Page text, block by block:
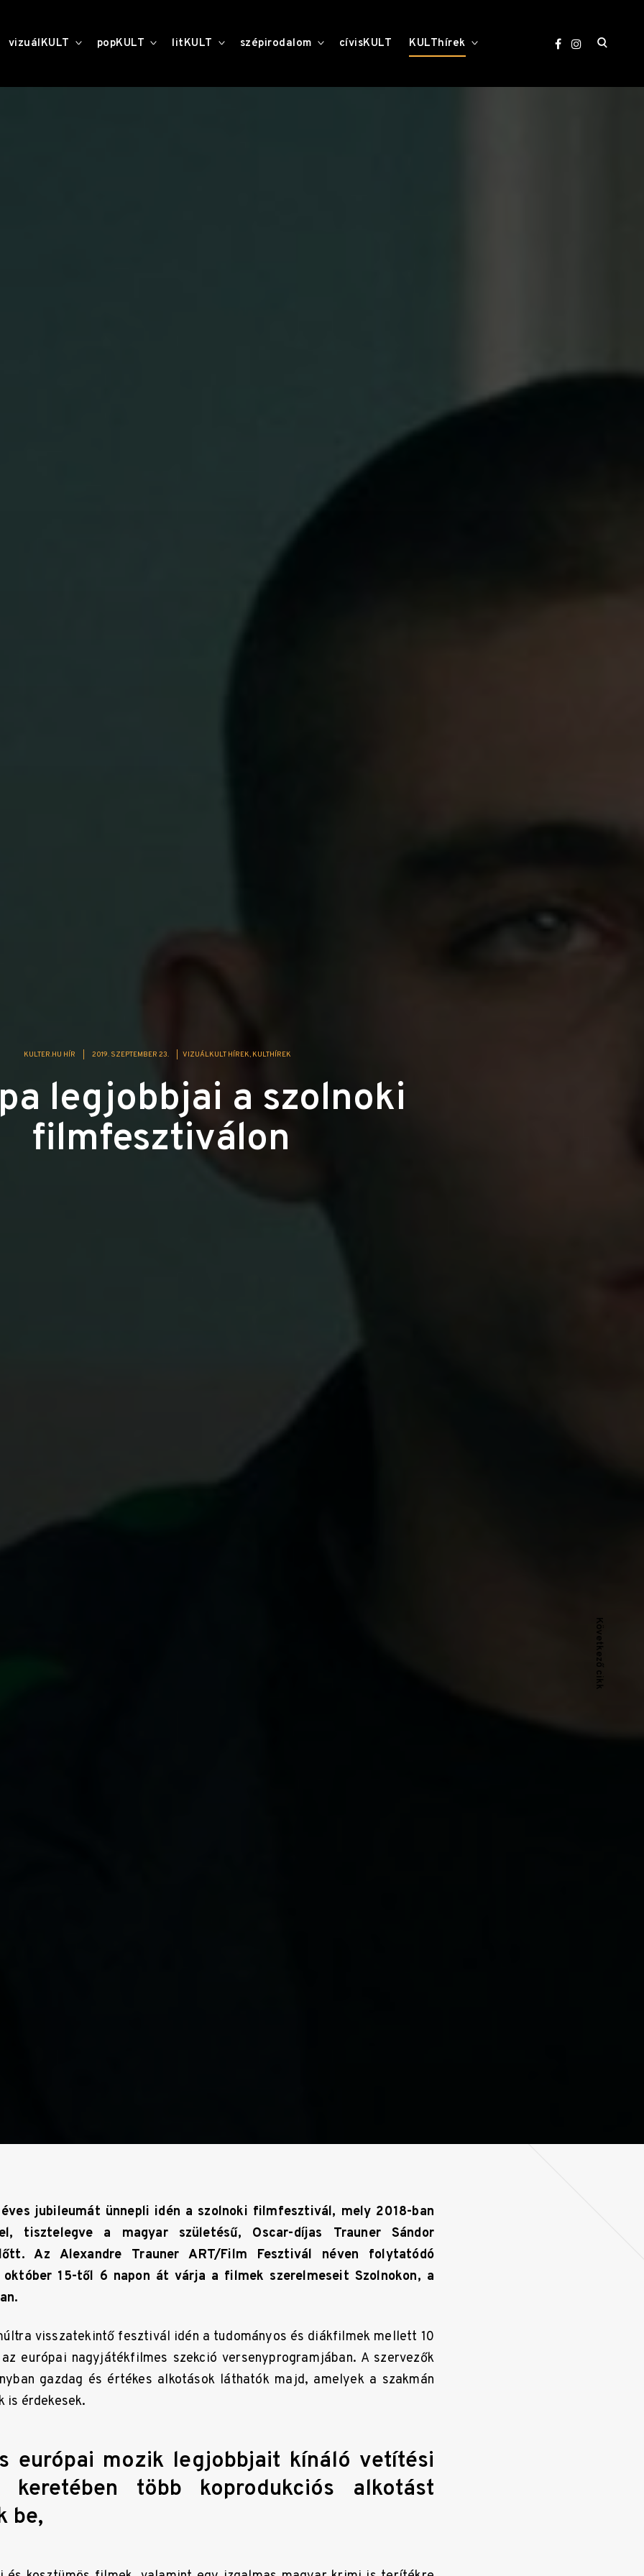
vizuálKULT toggle
child
popKULT toggle
child
litKULT toggle
child
szépirodalom toggle
childcívisKULT KULThírek
open
KULTER.HU HÍR 2019. SZEPTEMBER 23. VIZUÁLKULT HÍREK KULTHÍREK
legjobbjai a szolnoki
filmfesztiválon
jubileumát ünnepli idén a szolnoki filmfesztivál, mely 2018-ban
a magyar születésű, Oscar-díjas Trauner Sándor
Az Alexandre Trauner ART/Film Fesztivál néven folytatódó
október 15-től 6 napon át várja a filmek szerelmeseit Szolnokon, a
visszatekintő fesztivál idén a tudományos és diákfilmek mellett 10
európai nagyjátékfilmes szekció versenyprogramjában. A szervezők
gazdag és értékes alkotások láthatók majd, amelyek a szakmán
is érdekesek.
európai mozik legjobbjait kínáló vetítési
keretében több koprodukciós alkotást
be,
Következő cikk